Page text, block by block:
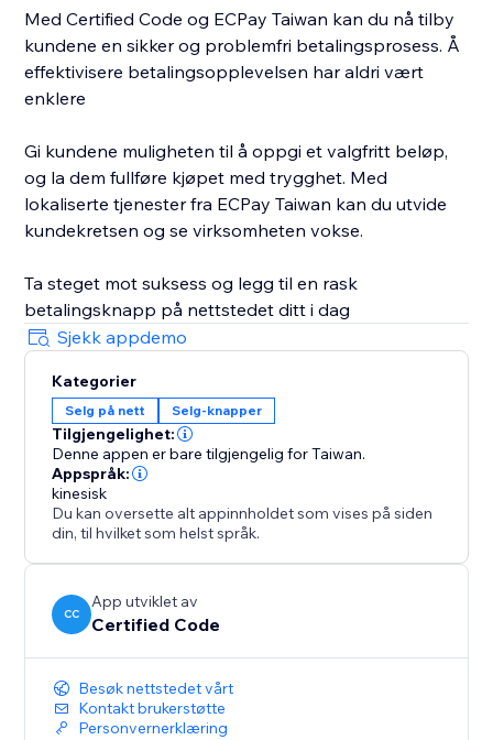
Med Certified Code og ECPay Taiwan kan du nå tilby
kundene en sikker og problemfri betalingsprosess. Å
effektivisere betalingsopplevelsen har aldri vært
enklere
Gi kundene muligheten til å oppgi et valgfritt beløp,
og la dem fullføre kjøpet med trygghet. Med
lokaliserte tjenester fra ECPay Taiwan kan du utvide
kundekretsen og se virksomheten vokse.
Ta steget mot suksess og legg til en rask
betalingsknapp på nettstedet ditt i dag
Sjekk appdemo
Kategorier
Selg på nett Selg-knapper
Tilgjengelighet:
Denne appen er bare tilgjengelig for Taiwan.
Appspråk:
kinesisk
Du kan oversette alt appinnholdet som vises på siden
din, til hvilket som helst språk.
CC
App utviklet av
Certified Code
Besøk nettstedet vårt
Kontakt brukerstøtte
Personvernerklæring